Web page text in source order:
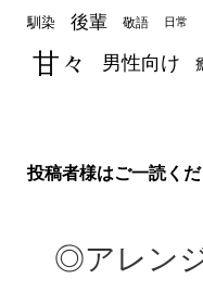
馴染 後輩 敬語 日常
甘々 男性向け
投稿者様はご一読くだ
◎アレン